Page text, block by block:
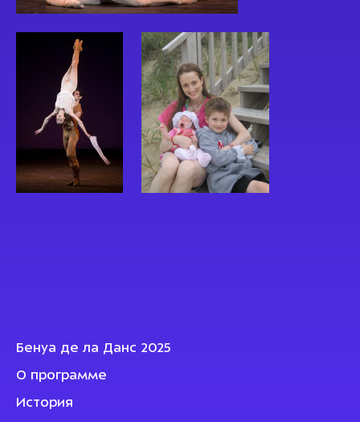
Бенуа де ла Данс 2025
О программе
История